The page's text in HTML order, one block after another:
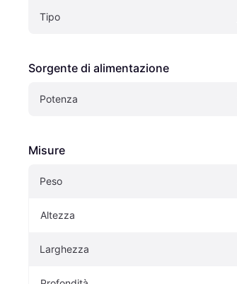
Tipo
Sorgente di alimentazione
Potenza
Misure
Peso
Altezza
Larghezza